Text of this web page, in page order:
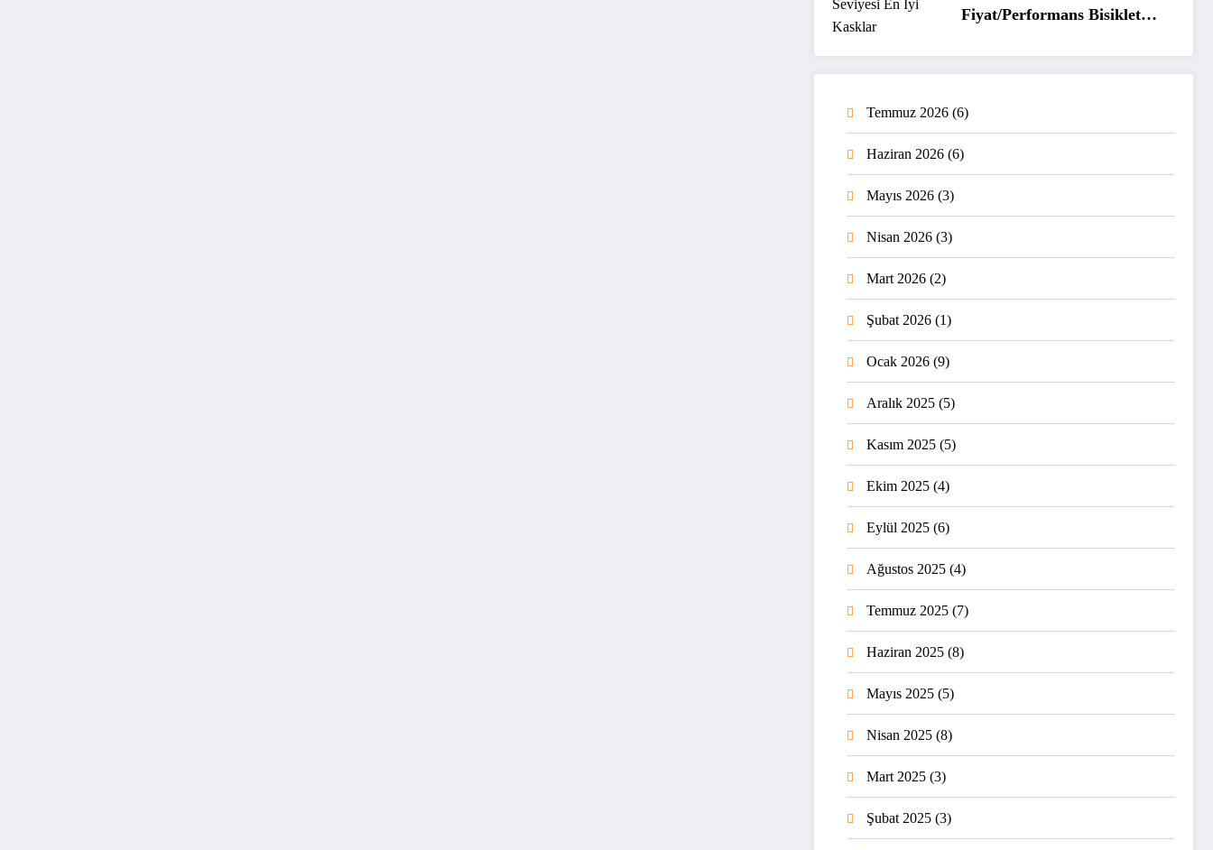
Fiyat/Performans Bisiklet
Temmuz 2026 (6)
Haziran 2026 (6)
Mayıs 2026 (3)
Nisan 2026 (3)
Mart 2026 (2)
Şubat 2026 (1)
Ocak 2026 (9)
Aralık 2025 (5)
Kasım 2025 (5)
Ekim 2025 (4)
Eylül 2025 (6)
Ağustos 2025 (4)
Temmuz 2025 (7)
Haziran 2025 (8)
Mayıs 2025 (5)
Nisan 2025 (8)
Mart 2025 (3)
Şubat 2025 (3)